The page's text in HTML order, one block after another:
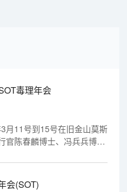
毒理年会
月11号到15号在旧金山莫斯
官陈春麟博士、冯兵兵博
家莅临指导！
会(SOT)